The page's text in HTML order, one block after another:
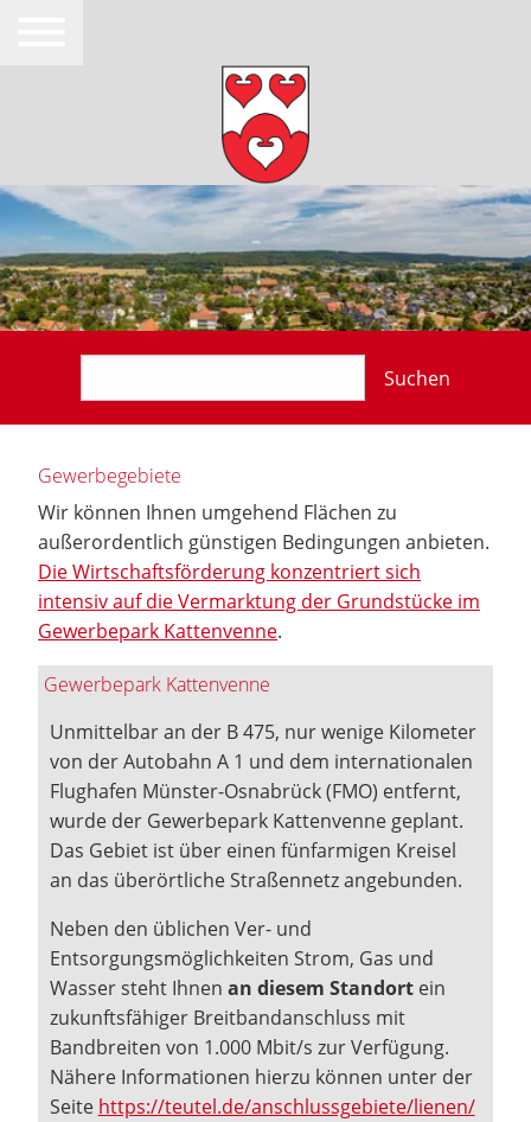
Suchen
Gewerbegebiete
Wir können Ihnen umgehend Flächen zu
außerordentlich günstigen Bedingungen anbieten.
Die Wirtschaftsförderung konzentriert sich
intensiv auf die Vermarktung der Grundstücke im
Gewerbepark Kattenvenne.
Gewerbepark Kattenvenne
Unmittelbar an der B 475, nur wenige Kilometer
von der Autobahn A 1 und dem internationalen
Flughafen Münster-Osnabrück (FMO) entfernt,
wurde der Gewerbepark Kattenvenne geplant.
Das Gebiet ist über einen fünfarmigen Kreisel
an das überörtliche Straßennetz angebunden.
Neben den üblichen Ver- und
Entsorgungsmöglichkeiten Strom, Gas und
Wasser steht Ihnen an diesem Standortein
zukunftsfähiger Breitbandanschluss mit
Bandbreiten von 1.000 Mbit/s zur Verfügung.
Nähere Informationen hierzu können unter der
Seite https://teutel.de/anschlussgebiete/lienen/